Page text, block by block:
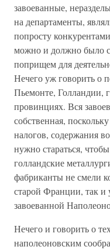
завоеванные,
на департаменты,
попросту
можно и должно было
поприщем для
Нечего уж говорить о
Пьемонте, Голландии,
провинциях. Вся
собственная,
налогов, содержания
нужно стараться,
голландские
фабриканты не смели
старой Франции, так и
завоеванной
Нечего и говорить о
наполеоновским